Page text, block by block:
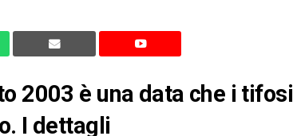
2003 è una data che i tifosi
I dettagli